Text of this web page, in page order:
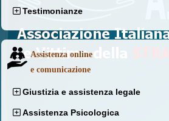
Testimonianze
Assistenza online
e comunicazione
Giustizia e assistenza legale
Assistenza Psicologica